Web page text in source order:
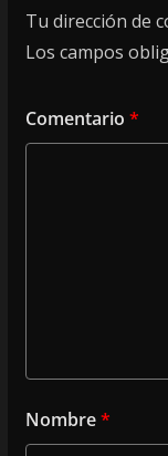
Tu dirección de
Los campos
Comentario *
Nombre*